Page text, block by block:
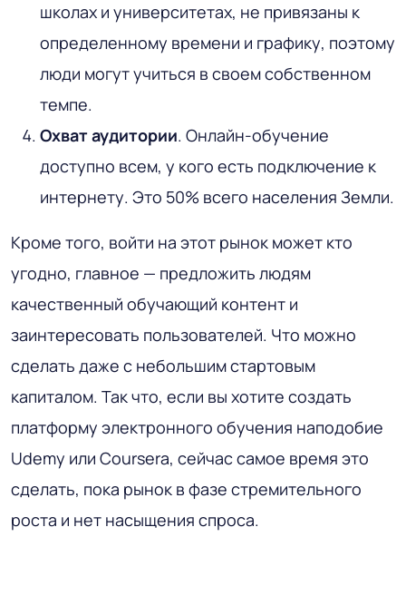
школах и университетах, не привязаны к
определенному времени и графику, поэтому
люди могут учиться в своем собственном
темпе.
Охват аудитории. Онлайн-обучение
доступно всем, у кого есть подключение к
интернету. Это 50% всего населения Земли.
Кроме того, войти на этот рынок может кто
угодно, главное — предложить людям
качественный обучающий контент и
заинтересовать пользователей. Что можно
сделать даже с небольшим стартовым
капиталом. Так что, если вы хотите создать
платформу электронного обучения наподобие
Udemy или Coursera, сейчас самое время это
сделать, пока рынок в фазе стремительного
роста и нет насыщения спроса.